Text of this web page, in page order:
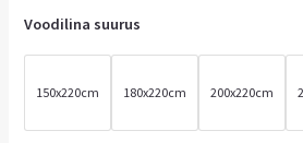
Voodilina suurus
150x220cm 180x220cm 200x220cm